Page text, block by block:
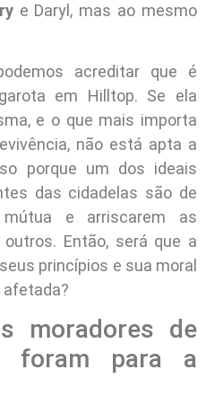
e Daryl, mas ao mesmo
acreditar que é
em Hilltop. Se ela
e o que mais importa
não está apta a
porque um dos ideais
das cidadelas são de
e arriscarem as
Então, será que a
princípios e sua moral
moradores de
foram para a